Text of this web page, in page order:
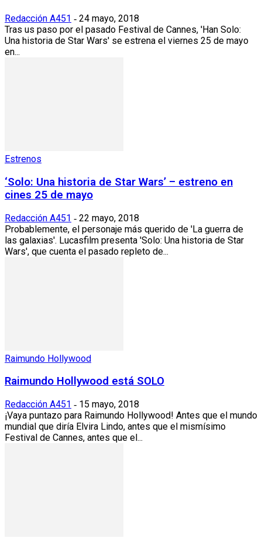
Redacción A451 - 24 mayo, 2018
Tras us paso por el pasado Festival de Cannes, 'Han Solo:
Una historia de Star Wars' se estrena el viernes 25 de mayo
en...
Estrenos
‘Solo: Una historia de Star Wars’ – estreno en
cines 25 de mayo
Redacción A451 - 22 mayo, 2018
Probablemente, el personaje más querido de 'La guerra de
las galaxias'. Lucasfilm presenta 'Solo: Una historia de Star
Wars', que cuenta el pasado repleto de...
Raimundo Hollywood
Raimundo Hollywood está SOLO
Redacción A451 - 15 mayo, 2018
¡Vaya puntazo para Raimundo Hollywood! Antes que el mundo
mundial que diría Elvira Lindo, antes que el mismísimo
Festival de Cannes, antes que el...